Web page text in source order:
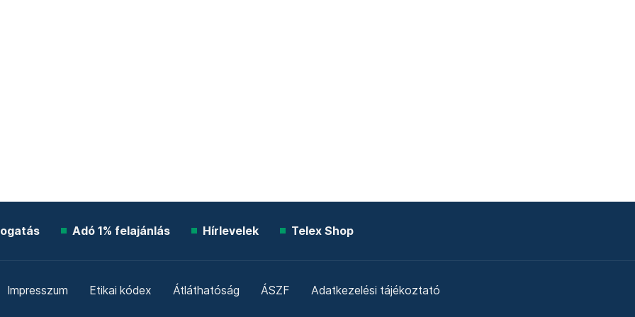
Adó 1% felajánlás Hírlevelek Telex Shop
Impresszum Etikai kódex Átláthatóság ÁSZF Adatkezelési tájékoztató